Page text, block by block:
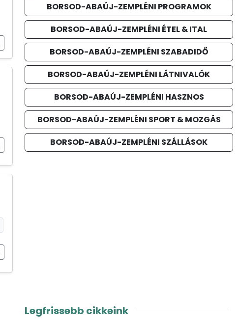
BORSOD-ABAÚJ-ZEMPLÉNI PROGRAMOK
BORSOD-ABAÚJ-ZEMPLÉNI ÉTEL & ITAL
BORSOD-ABAÚJ-ZEMPLÉNI SZABADIDŐ
BORSOD-ABAÚJ-ZEMPLÉNI LÁTNIVALÓK
BORSOD-ABAÚJ-ZEMPLÉNI HASZNOS
BORSOD-ABAÚJ-ZEMPLÉNI SPORT & MOZGÁS
BORSOD-ABAÚJ-ZEMPLÉNI SZÁLLÁSOK
Legfrissebb cikkeink